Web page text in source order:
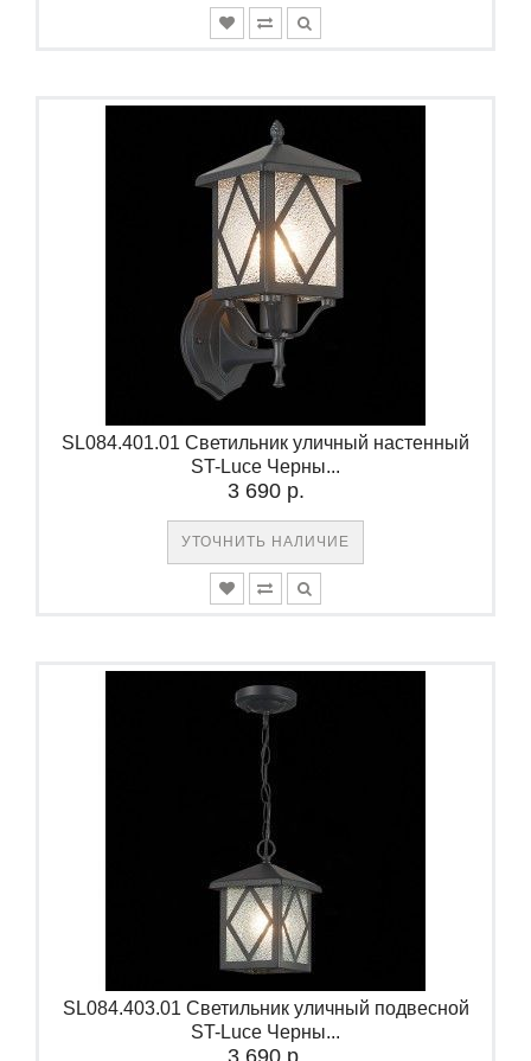
SL084.401.01 Светильник уличный настенный
ST-Luce Черны...
3 690 р.
УТОЧНИТЬ НАЛИЧИЕ
SL084.403.01 Светильник уличный подвесной
ST-Luce Черны...
3 690 р.